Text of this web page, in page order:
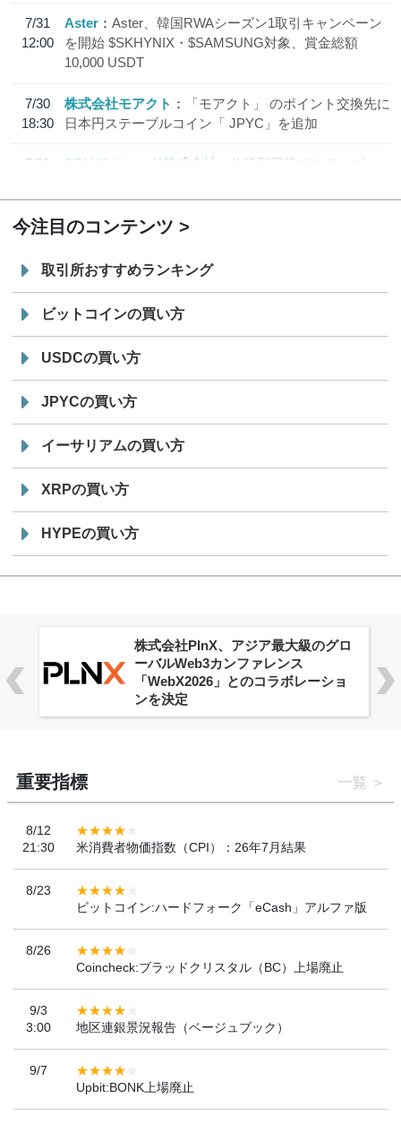
7/31
12:00
Aster
Aster、韓国RWAシーズン1取引キャンペーン
を開始 $SKHYNIX・$SAMSUNG対象、賞金総額
10,000 USDT
7/30
18:30
株式会社モアクト
「モアクト」 のポイント交換先に
日本円ステーブルコイン「 JPYC」を追加
7/29
SBI VCトレード株式会社
信託型円建てステーブル
今注目のコンテンツ
取引所おすすめランキング
ビットコインの買い方
USDCの買い方
JPYCの買い方
イーサリアムの買い方
XRPの買い方
HYPEの買い方
株式会社PlnX、アジア最大級のグロ
ーバルWeb3カンファレンス
「WebX2026」とのコラボレーショ
ンを決定
重要指標 一覧
8/12
21:30
米消費者物価指数（CPI）：26年7月結果
8/23
ビットコイン:ハードフォーク「eCash」アルファ版
8/26
Coincheck:ブラッドクリスタル（BC）上場廃止
9/3
3:00
地区連銀景況報告（ベージュブック）
9/7
Upbit:BONK上場廃止